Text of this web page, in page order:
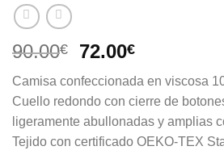
90.00€
El
original
era:
90.00€.
72.00€El
actual
es:
72.00€.
Camisa confeccionada en viscosa
Cuello redondo con cierre de
ligeramente abullonadas y amplias
Tejido con certificado OEKO-TEX